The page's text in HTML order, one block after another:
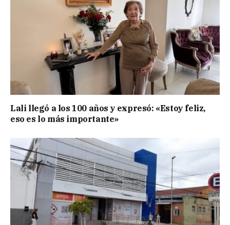
Lali llegó a los 100 años y expresó: «Estoy feliz,
eso es lo más importante»